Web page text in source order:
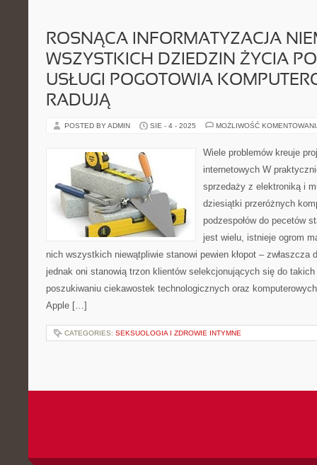
ROSNĄCA INFORMATYZACJA
WSZYSTKICH DZIEDZIN ŻYCIA
USŁUGI POGOTOWIA
RADUJĄ
POSTED BY ADMIN SIE - 4 - 2025 MOŻLIWOŚĆ
Wiele problemów kreuje
internetowych W
sprzedaży z elektroniką i
dziesiątki przeróżnych
podzespołów do pecetów
jest wielu, istnieje ogrom
nich wszystkich niewątpliwie stanowi pewien kłopot – zwłaszcza
jednak oni stanowią trzon klientów selekcjonujących się do
poszukiwaniu ciekawostek technologicznych oraz
Apple […]
CATEGORIES: SEKSUOLOGIA I ZDROWIE INTYMNE